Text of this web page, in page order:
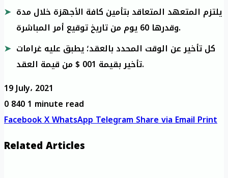
يلتزم المتعهد المتعاقد بتأمين كافة الأجهزة خلال مدة
وقدرها 60 يوم من تاريخ توقيع أمر المباشرة.
كل تأخير عن الوقت المحدد بالعقد؛ يطبق عليه غرامات
تأخير بقيمة 001 $ من قيمة العقد.
19 July، 2021
08401 minute read
FacebookXWhatsAppTelegramShare via EmailPrint
Related Articles